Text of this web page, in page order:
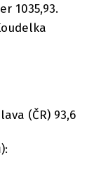
1035,93.
(ČR) 93,6